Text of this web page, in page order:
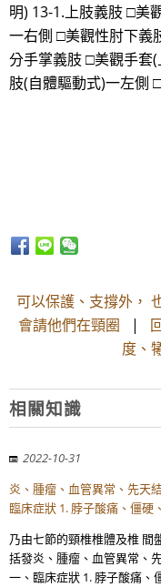
明) 13-1.上肢義肢 □美
一右側 □美觀性肘下義
分手掌義肢 □美觀手套
肢(自體驅動式)一左側
可以保護、支撐外，
會請他們在頸圈 |
度、
相關知識
2022-10-31
炎、腫瘤、血管異常、先天
臨床症狀 1. 脖子酸痛、僵硬
乃由七節的頸椎椎體及椎 間
括發炎、腫瘤、血管異常、
一、臨床症狀 1. 脖子酸痛、